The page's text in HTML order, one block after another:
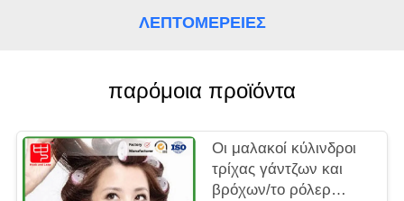
SITEMAP
ΠΟΛΙΤΙΚΉ
ΑΠΟΡΡΉΤΟΥ
ΛΕΠΤΟΜΈΡΕΙΕΣ
παρόμοια προϊόντα
Οι μαλακοί κύλινδροι
τρίχας γάντζων και
βρόχων/το ρόλερ